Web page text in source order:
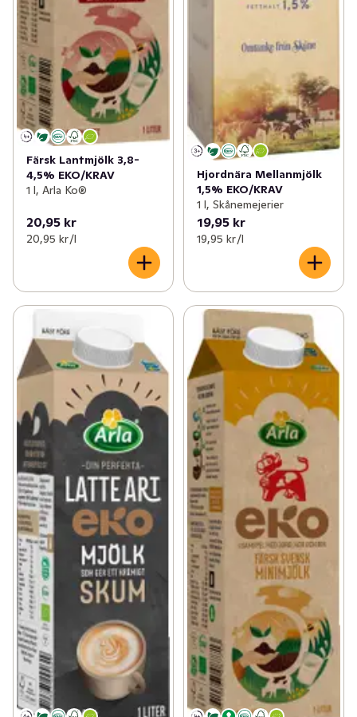
Färsk Lantmjölk 3,8-
4,5% EKO/KRAV
1 l, Arla Ko®
20,95 kr
20,95 kr /l
Hjordnära Mellanmjölk
1,5% EKO/KRAV
1 l, Skånemejerier
19,95 kr
19,95 kr /l